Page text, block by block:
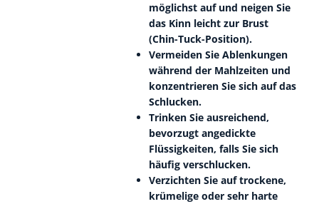
möglichst auf und neigen Sie
das Kinn leicht zur Brust
(Chin-Tuck-Position).
Vermeiden Sie Ablenkungen
während der Mahlzeiten und
konzentrieren Sie sich auf das
Schlucken.
Trinken Sie ausreichend,
bevorzugt angedickte
Flüssigkeiten, falls Sie sich
häufig verschlucken.
Verzichten Sie auf trockene,
krümelige oder sehr harte